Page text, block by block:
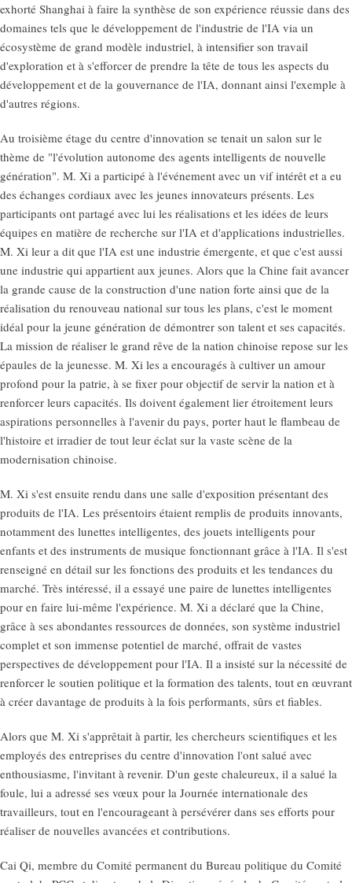
exhorté Shanghai à faire la synthèse de son expérience réussie dans des
domaines tels que le développement de l'industrie de l'IA via un
écosystème de grand modèle industriel, à intensifier son travail
d'exploration et à s'efforcer de prendre la tête de tous les aspects du
développement et de la gouvernance de l'IA, donnant ainsi l'exemple à
d'autres régions.
Au troisième étage du centre d'innovation se tenait un salon sur le
thème de "l'évolution autonome des agents intelligents de nouvelle
génération". M. Xi a participé à l'événement avec un vif intérêt et a eu
des échanges cordiaux avec les jeunes innovateurs présents. Les
participants ont partagé avec lui les réalisations et les idées de leurs
équipes en matière de recherche sur l'IA et d'applications industrielles.
M. Xi leur a dit que l'IA est une industrie émergente, et que c'est aussi
une industrie qui appartient aux jeunes. Alors que la Chine fait avancer
la grande cause de la construction d'une nation forte ainsi que de la
réalisation du renouveau national sur tous les plans, c'est le moment
idéal pour la jeune génération de démontrer son talent et ses capacités.
La mission de réaliser le grand rêve de la nation chinoise repose sur les
épaules de la jeunesse. M. Xi les a encouragés à cultiver un amour
profond pour la patrie, à se fixer pour objectif de servir la nation et à
renforcer leurs capacités. Ils doivent également lier étroitement leurs
aspirations personnelles à l'avenir du pays, porter haut le flambeau de
l'histoire et irradier de tout leur éclat sur la vaste scène de la
modernisation chinoise.
M. Xi s'est ensuite rendu dans une salle d'exposition présentant des
produits de l'IA. Les présentoirs étaient remplis de produits innovants,
notamment des lunettes intelligentes, des jouets intelligents pour
enfants et des instruments de musique fonctionnant grâce à l'IA. Il s'est
renseigné en détail sur les fonctions des produits et les tendances du
marché. Très intéressé, il a essayé une paire de lunettes intelligentes
pour en faire lui-même l'expérience. M. Xi a déclaré que la Chine,
grâce à ses abondantes ressources de données, son système industriel
complet et son immense potentiel de marché, offrait de vastes
perspectives de développement pour l'IA. Il a insisté sur la nécessité de
renforcer le soutien politique et la formation des talents, tout en œuvrant
à créer davantage de produits à la fois performants, sûrs et fiables.
Alors que M. Xi s'apprêtait à partir, les chercheurs scientifiques et les
employés des entreprises du centre d'innovation l'ont salué avec
enthousiasme, l'invitant à revenir. D'un geste chaleureux, il a salué la
foule, lui a adressé ses vœux pour la Journée internationale des
travailleurs, tout en l'encourageant à persévérer dans ses efforts pour
réaliser de nouvelles avancées et contributions.
Cai Qi, membre du Comité permanent du Bureau politique du Comité